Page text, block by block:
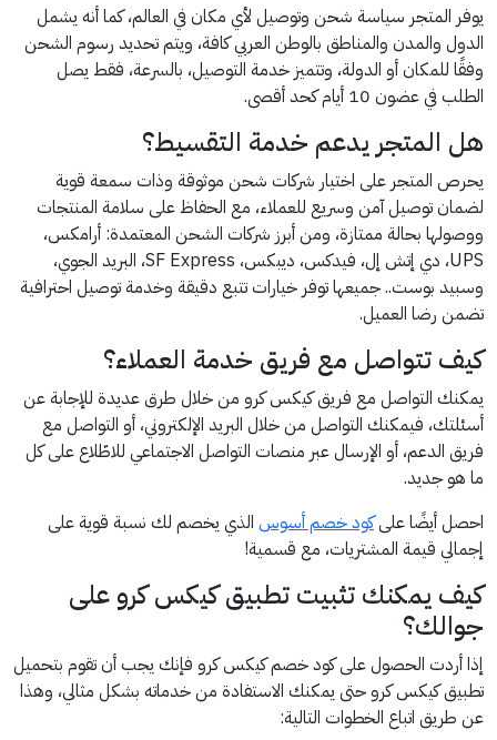
يوفر المتجر سياسة شحن وتوصيل لأي مكان في العالم، كما أنه يشمل
الدول والمدن والمناطق بالوطن العربي كافة، ويتم تحديد رسوم الشحن
وفقًا للمكان أو الدولة، وتتميز خدمة التوصيل، بالسرعة، فقط يصل
الطلب في عضون 10 أيام كحد أقصى.
هل المتجر يدعم خدمة التقسيط؟
يحرص المتجر على اختيار شركات شحن موثوقة وذات سمعة قوية
لضمان توصيل آمن وسريع للعملاء، مع الحفاظ على سلامة المنتجات
ووصولها بحالة ممتازة، ومن أبرز شركات الشحن المعتمدة: أرامكس،
UPS، دي إتش إل، فيدكس، ديبكس، SF Express، البريد الجوي،
وسبيد بوست.. جميعها توفر خيارات تتبع دقيقة وخدمة توصيل احترافية
تضمن رضا العميل.
كيف تتواصل مع فريق خدمة العملاء؟
يمكنك التواصل مع فريق كيكس كرو من خلال طرق عديدة للإجابة عن
أسئلتك، فيمكنك التواصل من خلال البريد الإلكتروني، أو التواصل مع
فريق الدعم، أو الإرسال عبر منصات التواصل الاجتماعي للاطّلاع على كل
ما هو جديد.
احصل أيضًا علىكود خصم أسوس الذي يخصم لك نسبة قوية على
إجمالي قيمة المشتريات، مع قسمية!
كيف يمكنك تثبيت تطبيق كيكس كرو على
جوالك؟
إذا أردت الحصول على كود خصم كيكس كرو فإنك يجب أن تقوم بتحميل
تطبيق كيكس كرو حتى يمكنك الاستفادة من خدماته بشكل مثالي، وهذا
عن طريق اتباع الخطوات التالية: